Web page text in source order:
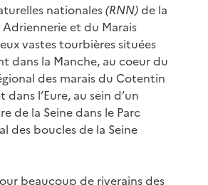
nationales(RNN)de la
Adriennerie et du Marais
vastes tourbières situées
dans la Manche, au coeur du
des marais du Cotentin
dans l’Eure, au sein d’un
de la Seine dans le Parc
des boucles de la Seine
beaucoup de riverains des